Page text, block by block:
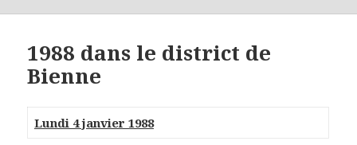
1988 dans le district de
Bienne
Lundi 4 janvier 1988